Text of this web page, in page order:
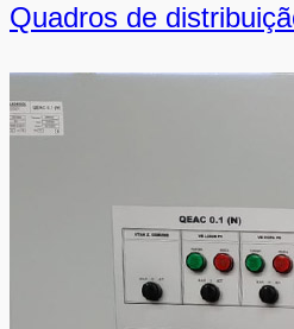
Quadros de